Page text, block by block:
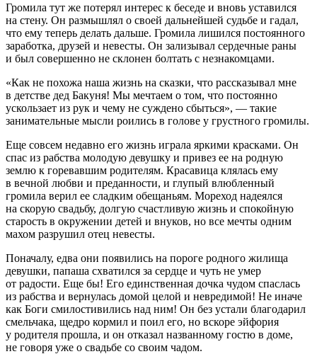
Громила тут же потерял интерес к беседе и вновь уставился
на стену. Он размышлял о своей дальнейшей судьбе и гадал,
что ему теперь делать дальше. Громила лишился постоянного
заработка, друзей и невесты. Он зализывал сердечные раны
и был совершенно не склонен болтать с незнакомцами.
«Как не похожа наша жизнь на сказки, что рассказывал мне
в детстве дед Бакуня! Мы мечтаем о том, что постоянно
ускользает из рук и чему не суждено сбыться», — такие
занимательные мысли роились в голове у грустного громилы.
Еще совсем недавно его жизнь играла яркими красками. Он
спас из рабства молодую девушку и привез ее на родную
землю к горевавшим родителям. Красавица клялась ему
в вечной любви и преданности, и глупый влюбленный
громила верил ее сладким обещаньям. Мореход надеялся
на скорую свадьбу, долгую счастливую жизнь и спокойную
старость в окружении детей и внуков, но все мечты одним
махом разрушил отец невесты.
Поначалу, едва они появились на пороге родного жилища
девушки, папаша схватился за сердце и чуть не умер
от радости. Еще бы! Его единственная дочка чудом спаслась
из рабства и вернулась домой целой и невредимой! Не иначе
как Боги смилостивились над ним! Он без устали благодарил
смельчака, щедро кормил и поил его, но вскоре эйфория
у родителя прошла, и он отказал названному гостю в доме,
не говоря уже о свадьбе со своим чадом.